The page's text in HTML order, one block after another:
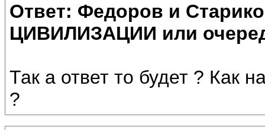
Ответ: Федоров и
ЦИВИЛИЗАЦИИ или
Так а ответ то будет ? Как
?